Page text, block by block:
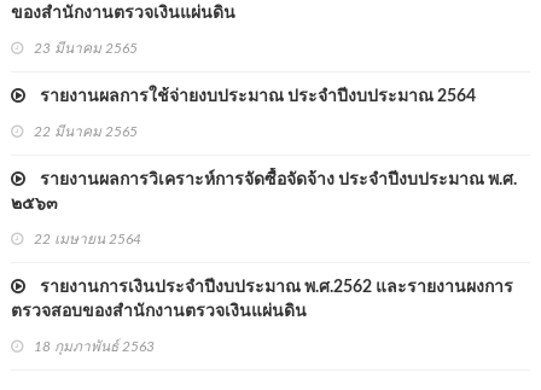
ของสำนักงานตรวจเงินแผ่นดิน
23 มีนาคม 2565
รายงานผลการใช้จ่ายงบประมาณ ประจำปีงบประมาณ 2564
22 มีนาคม 2565
รายงานผลการวิเคราะห์การจัดซื้อจัดจ้าง ประจำปีงบประมาณ พ.ศ.
๒๕๖๓
22 เมษายน 2564
รายงานการเงินประจำปีงบประมาณ พ.ศ.2562 และรายงานผงการ
ตรวจสอบของสำนักงานตรวจเงินแผ่นดิน
18 กุมภาพันธ์ 2563